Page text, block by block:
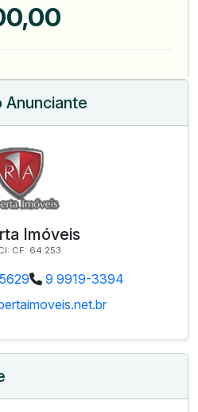
Imóveis
CF: 64.253
9 9919-3394